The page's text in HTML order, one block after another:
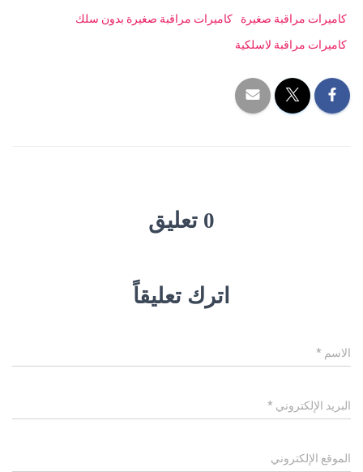
كاميرات مراقبة صغيرة
كاميرات مراقبة صغيرة بدون سلك
كاميرات مراقبة لاسلكية
0 تعليق
اترك تعليقاً
الاسم *
البريد الإلكتروني *
الموقع الإلكتروني